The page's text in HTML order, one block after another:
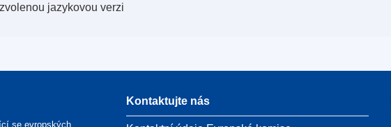
jazykovou verzi
se evropských
Kontaktujte nás